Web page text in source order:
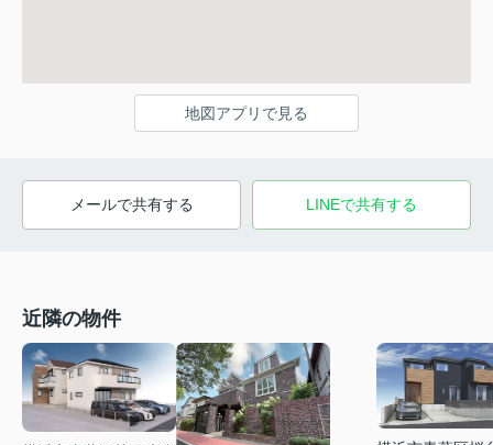
地図アプリで見る
メールで共有する LINEで共有する
近隣の物件